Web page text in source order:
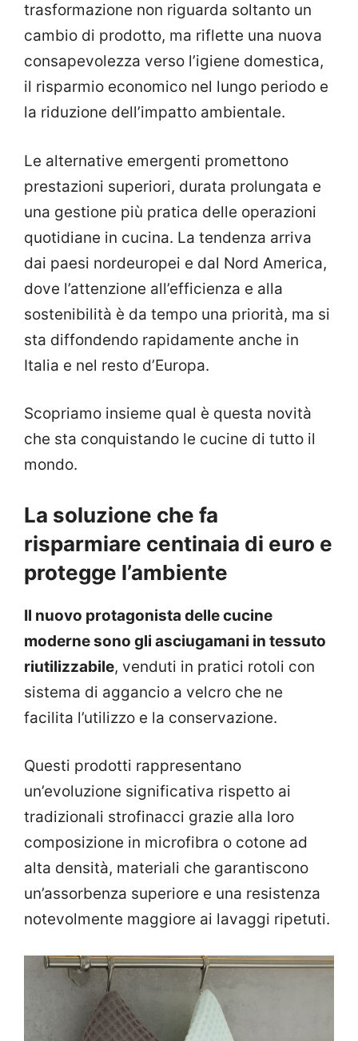
trasformazione non riguarda soltanto un
cambio di prodotto, ma riflette una nuova
consapevolezza verso l’igiene domestica,
il risparmio economico nel lungo periodo e
la riduzione dell’impatto ambientale.
Le alternative emergenti promettono
prestazioni superiori, durata prolungata e
una gestione più pratica delle operazioni
quotidiane in cucina. La tendenza arriva
dai paesi nordeuropei e dal Nord America,
dove l’attenzione all’efficienza e alla
sostenibilità è da tempo una priorità, ma si
sta diffondendo rapidamente anche in
Italia e nel resto d’Europa.
Scopriamo insieme qual è questa novità
che sta conquistando le cucine di tutto il
mondo.
La soluzione che fa
risparmiare centinaia di euro e
protegge l’ambiente
Il nuovo protagonista delle cucine
moderne sono gli asciugamani in tessuto
riutilizzabile, venduti in pratici rotoli con
sistema di aggancio a velcro che ne
facilita l’utilizzo e la conservazione.
Questi prodotti rappresentano
un’evoluzione significativa rispetto ai
tradizionali strofinacci grazie alla loro
composizione in microfibra o cotone ad
alta densità, materiali che garantiscono
un’assorbenza superiore e una resistenza
notevolmente maggiore ai lavaggi ripetuti.